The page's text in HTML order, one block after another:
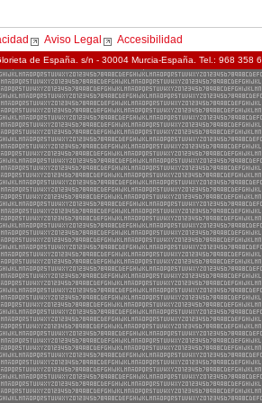
Aviso Legal Accesibilidad
de España. s/n - 30004 Murcia-España. Tel.: 968 358